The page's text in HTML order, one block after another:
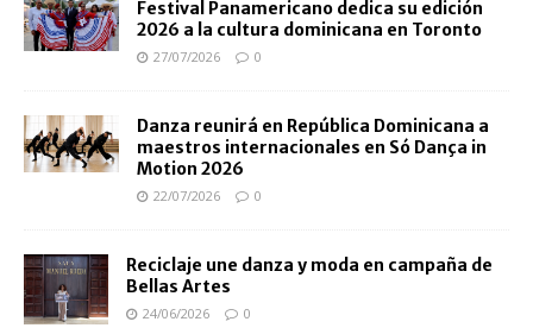
Festival Panamericano dedica su edición
2026 a la cultura dominicana en Toronto
27/07/2026 0
Danza reunirá en República Dominicana a
maestros internacionales en Só Dança in
Motion 2026
22/07/2026 0
Reciclaje une danza y moda en campaña de
Bellas Artes
24/06/2026 0